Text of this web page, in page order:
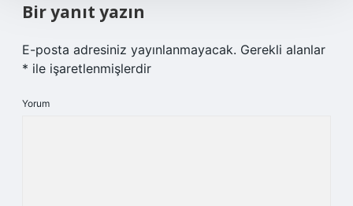
Bir yanıt yazın
E-posta adresiniz yayınlanmayacak. Gerekli alanlar
* ile işaretlenmişlerdir
Yorum